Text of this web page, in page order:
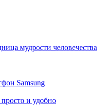
мудрости человечества
Samsung
и удобно